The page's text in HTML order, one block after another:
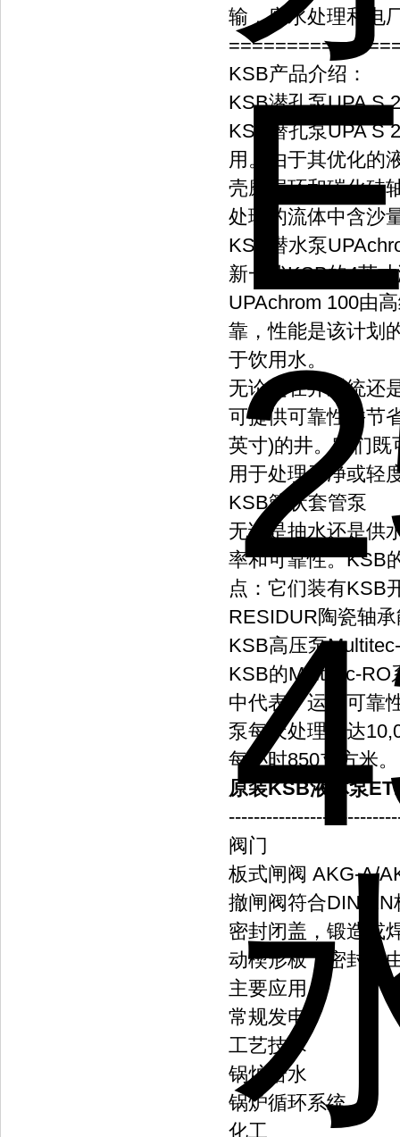
输，废水处理和电
KSB产品介绍：
KSB潜孔泵UPA S
KSB潜孔泵UPA S
用。由于其优化的
壳磨损环和碳化硅
处理的流体中含沙
KSB潜水泵
新一代KSB的4英
UPAchrom 100由
靠，性能是该计划
于饮用水。
无论是在井系统还
可提供可靠性并节
英寸)的井。它们既
用于处理干净或轻
KSB管状套管泵
无论是抽水还是供
率和可靠性。KSB
点：它们装有KSB
RESIDUR陶瓷轴
KSB高压泵
KSB的Multitec-RO
中代表了运行可靠
泵每天处理多达
每小时850立方米。
原装KSB液体泵
阀门
板式闸阀 AKG-A/
撤闸阀符合DIN/
密封闭盖，锻造或
动楔形板，密封面
主要应用
常规发电
工艺技术
锅炉给水
锅炉循环系统
化工